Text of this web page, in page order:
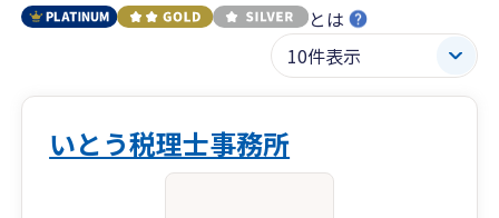
とは
いとう税理士事務所